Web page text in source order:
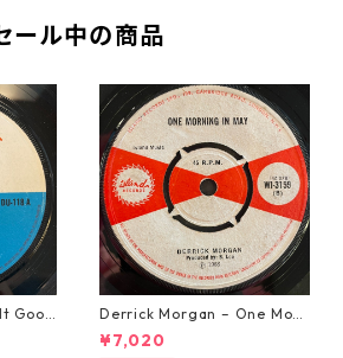
ール中の商品
Good
Derrick Morgan – One Morn
ing In May【7-21653】
¥7,020